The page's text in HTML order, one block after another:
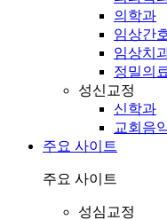
의학과
임상간
임상치
정밀의
성신교정
신학과
교회음
주요 사이트
주요 사이트
성심교정